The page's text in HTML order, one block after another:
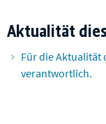
Aktualität
Für die Aktualität
verantwortlich.